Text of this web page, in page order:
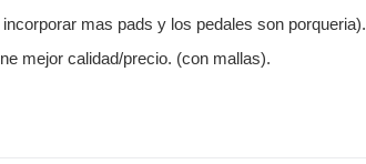
mas pads y los pedales son porqueria).
mejor calidad/precio. (con mallas).